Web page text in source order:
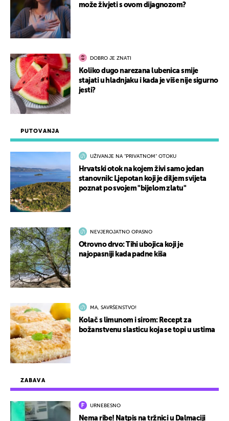
ZABAVA
URNEBESNO
Nema ribe! Natpis na tržnici u Dalmaciji
PUTOVANJA
UŽIVANJE NA "PRIVATNOM" OTOKU
Hrvatski otok na kojem živi samo jedan
stanovnik: Ljepotan koji je diljem svijeta
poznat po svojem "bijelom zlatu"
NEVJEROJATNO OPASNO
Otrovno drvo: Tihi ubojica koji je
najopasniji kada padne kiša
MA, SAVRŠENSTVO!
Kolač s limunom i sirom: Recept za
božanstvenu slasticu koja se topi u ustima
može živjeti s ovom dijagnozom?
DOBRO JE ZNATI
Koliko dugo narezana lubenica smije
stajati u hladnjaku i kada je više nije sigurno
jesti?